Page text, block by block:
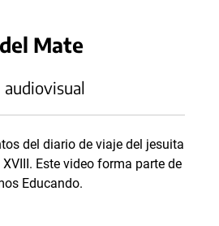
Mate
del diario de viaje del jesuita
Este video forma parte de
Educando.